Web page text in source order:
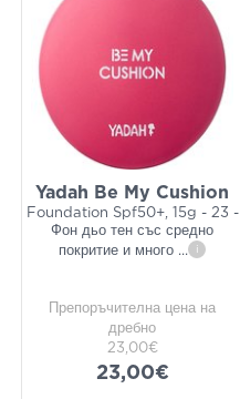
Yadah Be My Cushion
Foundation Spf50+, 15g - 23 -
Фон дьо тен със средно
покритие и много ... i
Препоръчителна цена на
дребно
23,00€
23,00€